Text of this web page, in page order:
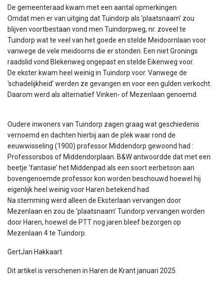
De gemeenteraad kwam met een aantal opmerkingen.
Omdat men er van uitging dat Tuindorp als ‘plaatsnaam’ zou
blijven voortbestaan vond men Tuindorpweg, nr. zoveel te
Tuindorp wat te veel van het goede en stelde Meidoornlaan voor
vanwege de vele meidoorns die er stonden. Een niet Gronings
raadslid vond Blekenweg ongepast en stelde Eikenweg voor.
De ekster kwam heel weinig in Tuindorp voor. Vanwege de
‘schadelijkheid’ werden ze gevangen en voor een gulden verkocht.
Daarom werd als alternatief Vinken- of Mezenlaan genoemd.
Oudere inwoners van Tuindorp zagen graag wat geschiedenis
vernoemd en dachten hierbij aan de plek waar rond de
eeuwwisseling (1900) professor Middendorp gewoond had :
Professorsbos of Middendorplaan. B&W antwoordde dat met een
beetje ‘fantasie’ het Middenpad als een soort eerbetoon aan
bovengenoemde professor kon worden beschouwd hoewel hij
eigenlijk heel weinig voor Haren betekend had.
Na stemming werd alleen de Eksterlaan vervangen door
Mezenlaan en zou de ‘plaatsnaam’ Tuindorp vervangen worden
door Haren, hoewel de PTT nog jaren bleef bezorgen op
Mezenlaan 4 te Tuindorp.
GertJan Hakkaart
Dit artikel is verschenen in Haren de Krant januari 2025